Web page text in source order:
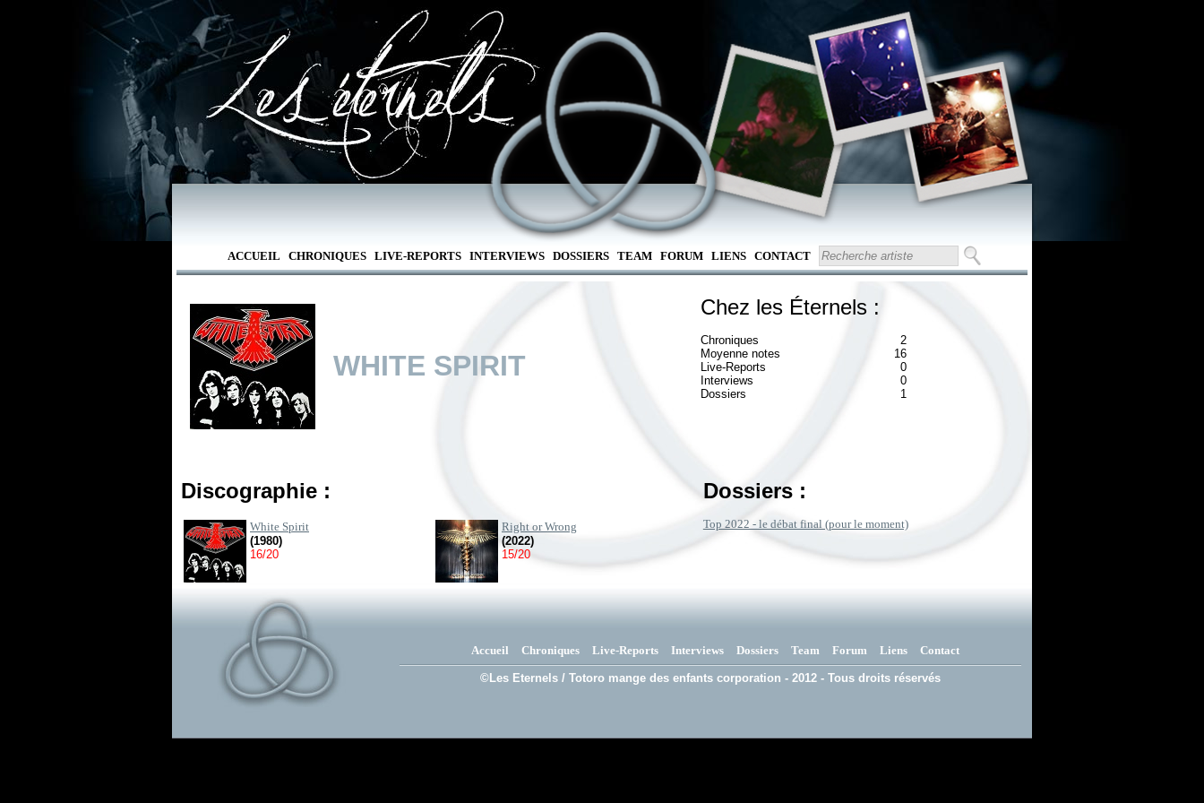
ACCUEIL CHRONIQUES LIVE-REPORTS INTERVIEWS DOSSIERS TEAM FORUM LIENS CONTACT
WHITE SPIRIT
Chez les Éternels :
Chroniques
2
Moyenne notes
16
Live-Reports
0
Interviews
0
Dossiers
1
Discographie :
White Spirit
(1980)
16/20
Right or Wrong
(2022)
15/20
Dossiers :
Top 2022 - le débat final (pour le moment)
Accueil Chroniques Live-Reports Interviews Dossiers Team Forum Liens Contact
©Les Eternels / Totoro mange des enfants corporation - 2012 - Tous droits réservés